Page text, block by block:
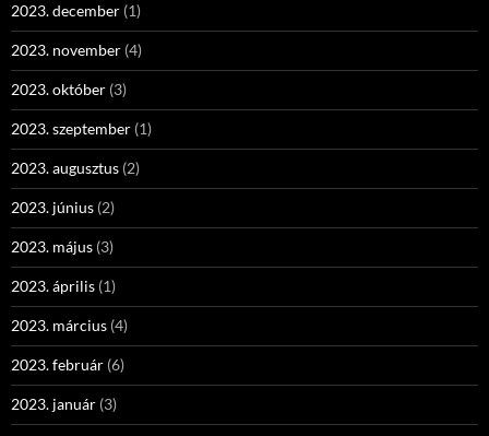
2023. december (1)
2023. november (4)
2023. október (3)
2023. szeptember (1)
2023. augusztus (2)
2023. június (2)
2023. május (3)
2023. április (1)
2023. március (4)
2023. február (6)
2023. január (3)